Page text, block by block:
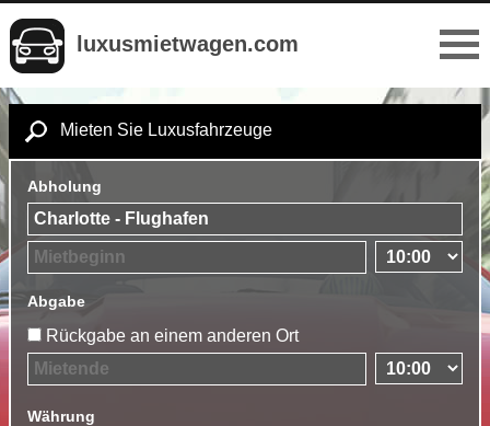
luxusmietwagen.com
Mieten Sie Luxusfahrzeuge
Abholung
Abgabe
Rückgabe an einem anderen Ort
Währung